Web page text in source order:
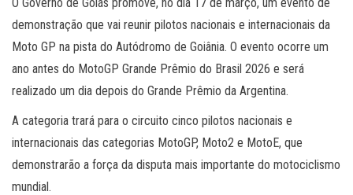
demonstração que vai reunir pilotos nacionais e internacionais da
Moto GP na pista do Autódromo de Goiânia. O evento ocorre um
ano antes do MotoGP Grande Prêmio do Brasil 2026 e será
realizado um dia depois do Grande Prêmio da Argentina.
A categoria trará para o circuito cinco pilotos nacionais e
internacionais das categorias MotoGP, Moto2 e MotoE, que
demonstrarão a força da disputa mais importante do motociclismo
mundial.